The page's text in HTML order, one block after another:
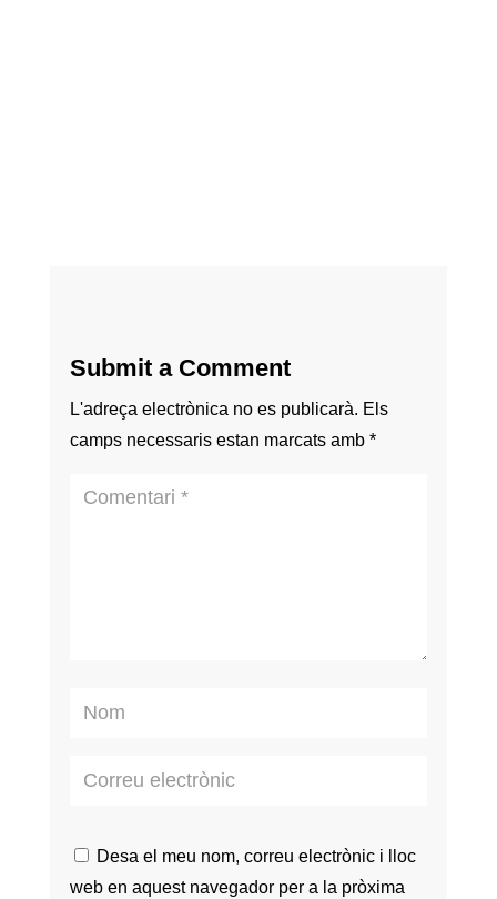
Submit a Comment
L'adreça electrònica no es publicarà. Els
camps necessaris estan marcats amb *
Desa el meu nom, correu electrònic i lloc
web en aquest navegador per a la pròxima